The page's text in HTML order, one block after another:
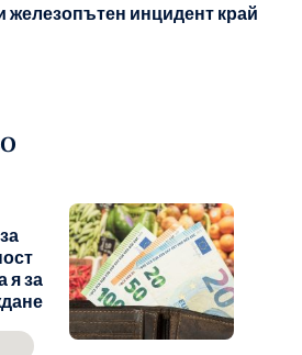
железопътен инцидент край
я за